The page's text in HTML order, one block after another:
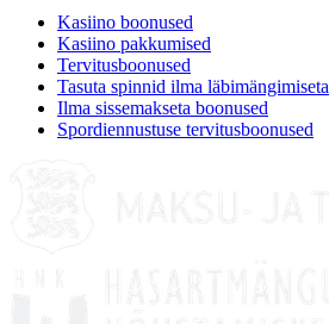
Kasiino boonused
Kasiino pakkumised
Tervitusboonused
Tasuta spinnid ilma läbimängimiseta
Ilma sissemakseta boonused
Spordiennustuse tervitusboonused